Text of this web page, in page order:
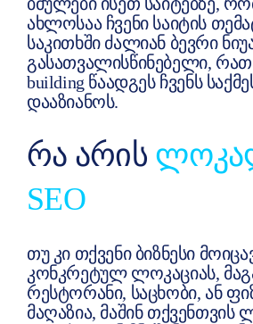
ბმულები ისეთ საიტებზე,
ახლოსაა ჩვენი საიტის
საკითხში ძალიან ბევრი
გასათვალისწინებელი,
building წაადგეს ჩვენს
დააზიანოს.
ᲠᲐ ᲐᲠᲘᲡ
SEO
თუ კი თქვენი ბიზნესი
კონკრეტულ ლოკაციას,
რესტორანი, საცხობი, ან
მაღაზია, მაშინ